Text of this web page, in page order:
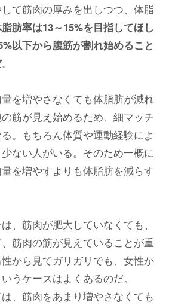
て筋肉の厚みを出しつつ、体脂
肪率は13～15%を目指してほし
以下から腹筋が割れ始めること
。
を増やさなくても体脂肪が減れ
筋が見え始めるため、細マッチ
。もちろん体質や運動経験によ
ない人がいる。そのため一概に
を増やすよりも体脂肪を減らす
、筋肉が肥大していなくても、
筋肉の筋が見えていることが重
から見てガリガリでも、女性か
うケースはよくあるのだ。
、筋肉をあまり増やさなくても